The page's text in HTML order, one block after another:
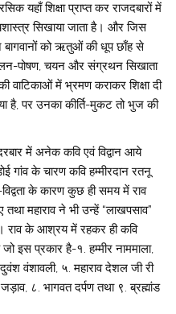
यहाँ शिक्षा प्राप्त कर राजदबारों में
सिखाया जाता है। और जिस
बागवानों को ऋतुओं की धूप छाँह से
पोषण, चयन और संग्रथन सिखाता
वाटिकाओं में भ्रमण कराकर शिक्षा दी
है, पर उनका कीर्ति-मुकट तो भुज की
में अनेक कवि एवं विद्वान आये
गांव के चारण कवि हम्मीरदान रतनू
के कारण कुछ ही समय में राव
महाराव ने भी उन्हें “लाखपसाव”
राव के आश्रय में रहकर ही कवि
इस प्रकार है-१. हम्मीर नाममाला,
वंशावली, ५. महाराव देशल जी री
८. भागवत दर्पण तथा ९. ब्रह्मांड